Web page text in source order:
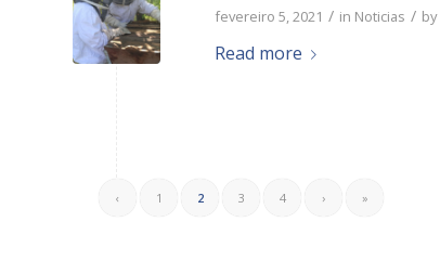
fevereiro 5, 2021 / in Noticias / by
Read more
‹ 1 2 3 4 › »